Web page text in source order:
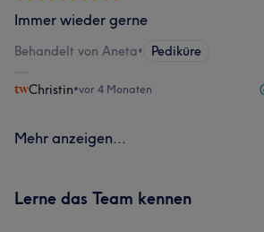
Immer wieder gerne
Behandelt von Aneta• Pediküre
Christin•vor 4 Monaten
Mehr anzeigen...
Lerne das Team kennen